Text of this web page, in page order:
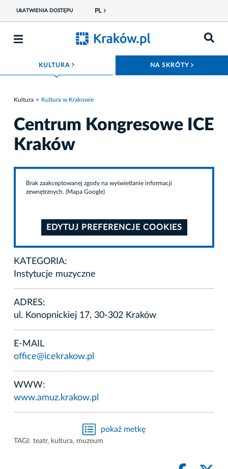
UŁATWIENIA DOSTĘPU PL
KULTURA ROZWIŃ MENU NA SKRÓTY
Kultura Kultura w Krakowie
Centrum Kongresowe ICE
Kraków
Brak zaakceptowanej zgody na wyświetlanie informacji
zewnętrznych. (Mapa Google)
EDYTUJ PREFERENCJE COOKIES
KATEGORIA:
Instytucje muzyczne
ADRES:
ul. Konopnickiej 17, 30-302 Kraków
E-MAIL
office@icekrakow.pl
WWW:
www.amuz.krakow.pl
pokaż metkę
TAGI: teatr, kultura, muzeum